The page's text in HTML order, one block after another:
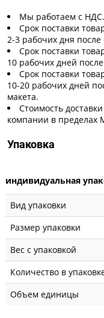
Мы работаем с НДС.
Срок поставки
2-3 рабочих дня
Срок поставки
10 рабочих дней
Срок поставки
10-20 рабочих дней
макета.
Стоимость
компании в пределах
Упаковка
индивидуальная
Вид упаковки
Размер упаковки
Вес с упаковкой
Количество в
Объем единицы